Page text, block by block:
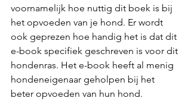
voornamelijk hoe nuttig dit boek is bij
het opvoeden van je hond. Er wordt
ook geprezen hoe handig het is dat dit
e-book specifiek geschreven is voor dit
hondenras. Het e-book heeft al menig
hondeneigenaar geholpen bij het
beter opvoeden van hun hond.